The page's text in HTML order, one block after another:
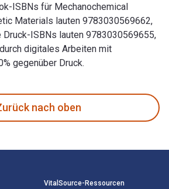
ISBNs für Mechanochemical
Materials lauten 9783030569662,
ISBNs lauten 9783030569655,
digitales Arbeiten mit
gegenüber Druck.
nach oben
VitalSource-Ressourcen